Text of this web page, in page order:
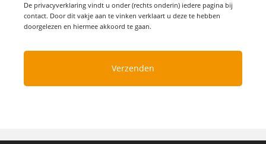
De privacyverklaring vindt u onder (rechts onderin) iedere pagina bij
contact. Door dit vakje aan te vinken verklaart u deze te hebben
doorgelezen en hiermee akkoord te gaan.